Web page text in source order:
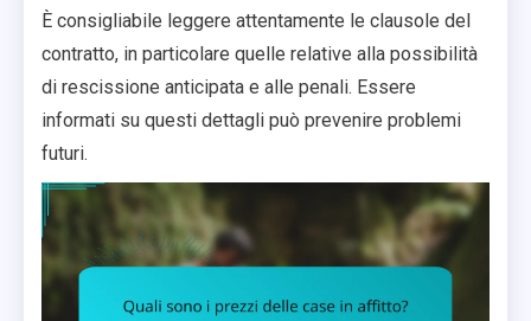
È consigliabile leggere attentamente le clausole del
contratto, in particolare quelle relative alla possibilità
di rescissione anticipata e alle penali. Essere
informati su questi dettagli può prevenire problemi
futuri.